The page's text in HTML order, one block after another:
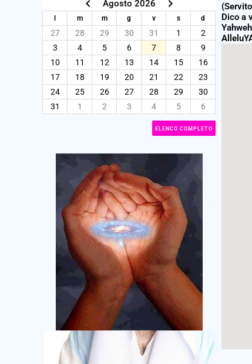
keyboard_arrow_left
Agosto 2026 keyboard_arrow_right
m m g v s d
27 28 29 30 31 1
2
3
4 5 6 7 8
9
10
11 12 13 14 15
16
17
18 19 20 21 22
23
24
25 26 27 28 29
30
31
1 2 3 4 5 6
ELENCO COMPLETO
Dico a